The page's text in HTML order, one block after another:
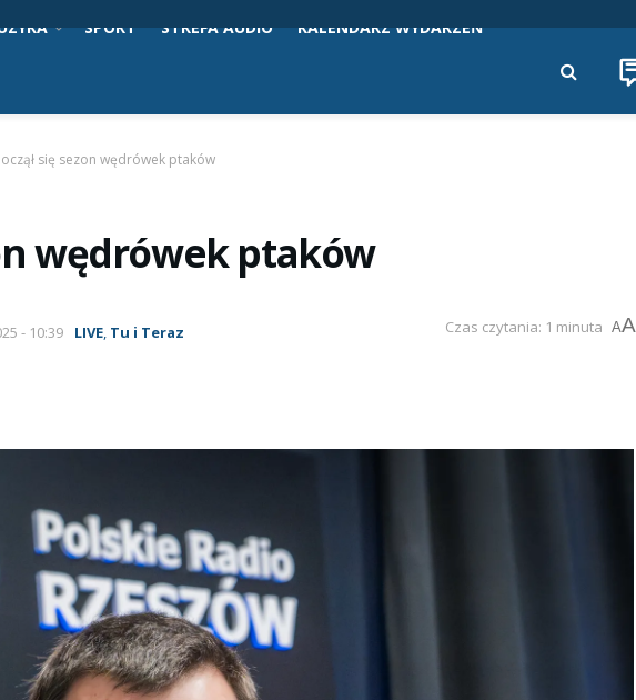
SPORT STREFA AUDIO KALENDARZ WYDARZEŃ
się sezon wędrówek ptaków
wędrówek ptaków
- 10:39 LIVE, Tu i Teraz Czas czytania: 1 minuta AA